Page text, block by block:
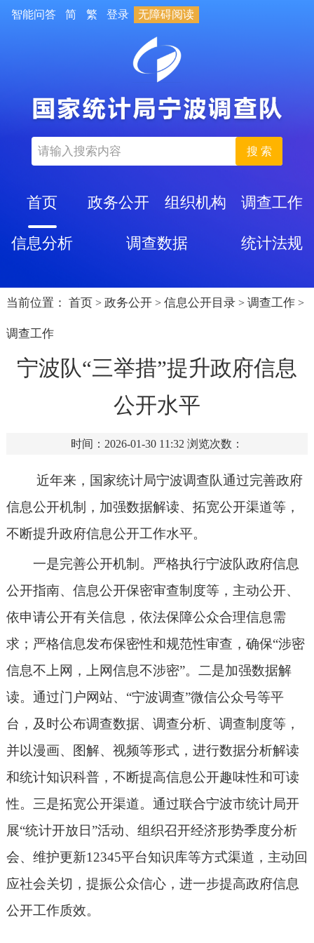
智能问答 简 繁 登录 无障碍阅读
搜 索
首页 政务公开 组织机构 调查工作
信息分析 调查数据 统计法规
当前位置： 首页 > 政务公开 > 信息公开目录 > 调查工作 >
调查工作
宁波队“三举措”提升政府信息
公开水平
时间：2026-01-30 11:32 浏览次数：
近年来， 国家统计局宁波调查队通过完善政府
信息公开机制，加强数据解读、拓宽公开渠道等，
不断提升政府信息公开工作水平。
一是完善公开机制。严格执行宁波队政府信息
公开指南、信息公开保密审查制度等，主动公开、
依申请公开有关信息，依法保障公众合理信息需
求；严格信息发布保密性和规范性审查，确保“涉密
信息不上网，上网信息不涉密”。二是加强数据解
读。通过门户网站、“宁波调查”微信公众号等平
台，及时公布调查数据、调查分析、调查制度等，
并以漫画、图解、视频等形式，进行数据分析解读
和统计知识科普，不断提高信息公开趣味性和可读
性。三是拓宽公开渠道。通过联合宁波市统计局开
展“统计开放日”活动、组织召开经济形势季度分析
会、维护更新12345平台知识库等方式渠道，主动回
应社会关切，提振公众信心，进一步提高政府信息
公开工作质效。